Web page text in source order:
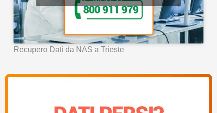
Recupero Dati da NAS a Trieste